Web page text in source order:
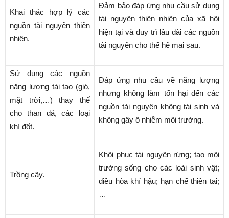
Khai thác hợp lý các
nguồn tài nguyên thiên
nhiên.
Đảm bảo đáp ứng nhu cầu sử dụng
tài nguyên thiên nhiên của xã hội
hiện tại và duy trì lâu dài các nguồn
tài nguyên cho thế hệ mai sau.
Sử dụng các nguồn
năng lượng tái tạo (gió,
mặt trời,…) thay thế
cho than đá, các loại
khí đốt.
Đáp ứng nhu cầu về năng lượng
nhưng không làm tổn hại đến các
nguồn tài nguyên không tái sinh và
không gây ô nhiễm môi trường.
Trồng cây.
Khôi phục tài nguyên rừng; tạo môi
trường sống cho các loài sinh vật;
điều hòa khí hậu; hạn chế thiên tai;
…